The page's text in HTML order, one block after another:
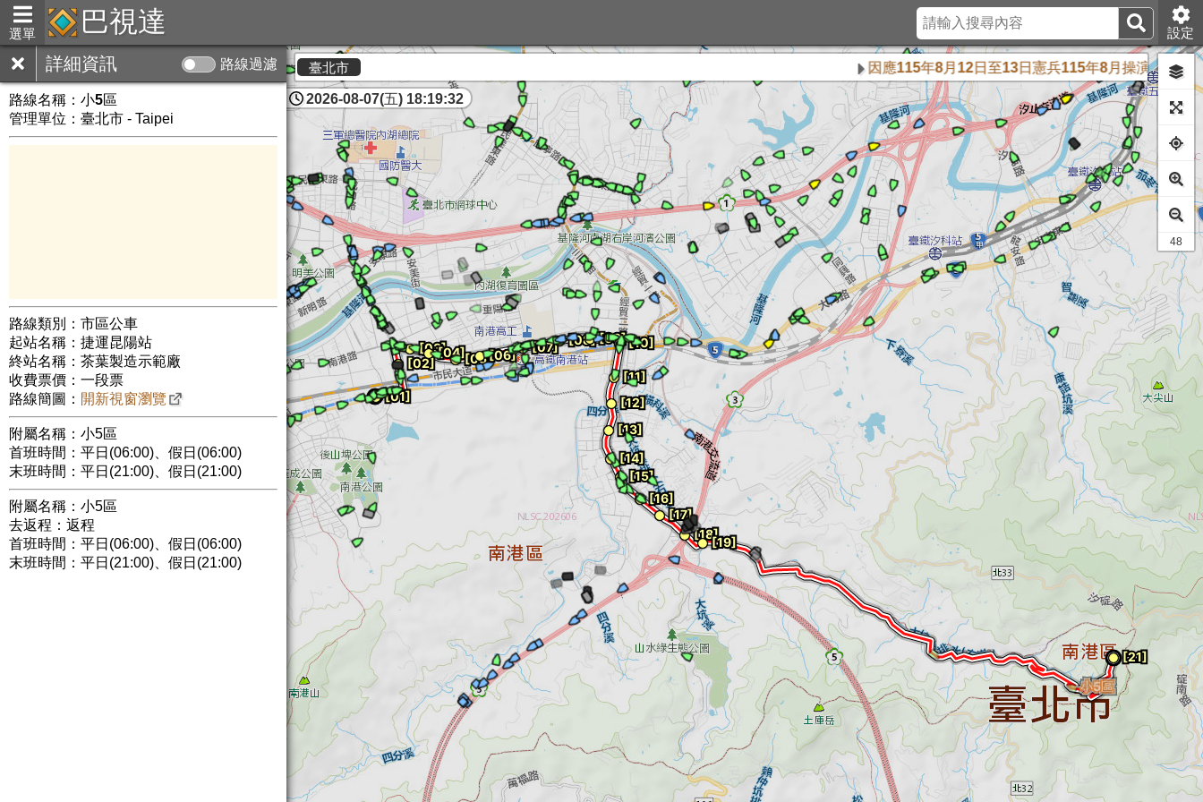
選單 巴視達 設定
詳細資訊 路線過濾
路線名稱： 小5區
管理單位：臺北市 - Taipei
路線類別：市區公車
起站名稱：捷運昆陽站
終站名稱：茶葉製造示範廠
收費票價：一段票
路線簡圖： 開新視窗瀏覽
附屬名稱：小5區
首班時間：平日(06:00)、假日(06:00)
末班時間：平日(21:00)、假日(21:00)
附屬名稱：小5區
去返程：返程
首班時間：平日(06:00)、假日(06:00)
末班時間：平日(21:00)、假日(21:00)
臺北市 因應115年8月12日至13日憲兵115年8月操演任務交通管
2026-08-07(五) 18:19:33
44